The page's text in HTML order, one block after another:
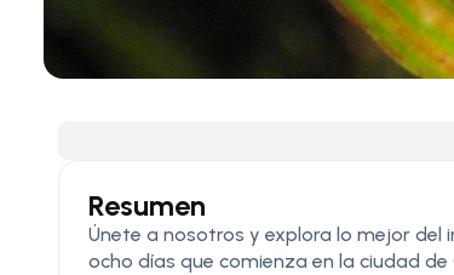
Resumen
Únete a nosotros y explora lo mejor del
ocho días que comienza en la ciudad